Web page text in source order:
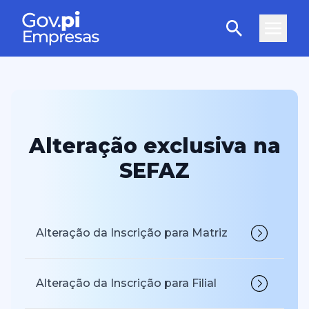
Alteração exclusiva na
SEFAZ
Alteração da Inscrição para Matriz
Alteração da Inscrição para Filial